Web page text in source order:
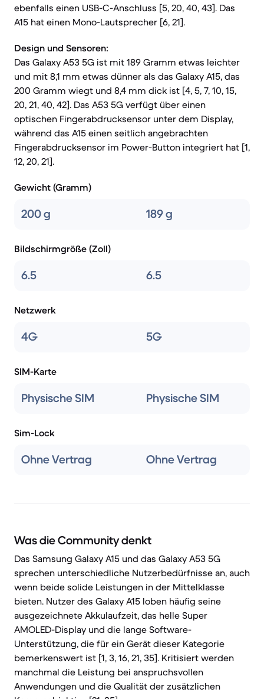
ebenfalls einen USB-C-Anschluss [5, 20, 40, 43]. Das
A15 hat einen Mono-Lautsprecher [6, 21].
Design und Sensoren:
Das Galaxy A53 5G ist mit 189 Gramm etwas leichter
und mit 8,1 mm etwas dünner als das Galaxy A15, das
200 Gramm wiegt und 8,4 mm dick ist [4, 5, 7, 10, 15,
20, 21, 40, 42]. Das A53 5G verfügt über einen
optischen Fingerabdrucksensor unter dem Display,
während das A15 einen seitlich angebrachten
Fingerabdrucksensor im Power-Button integriert hat [1,
12, 20, 21].
Gewicht (Gramm)
200 g 189 g
Bildschirmgröße (Zoll)
6.5 6.5
Netzwerk
4G 5G
SIM-Karte
Physische SIM Physische SIM
Sim-Lock
Ohne Vertrag Ohne Vertrag
Was die Community denkt
Das Samsung Galaxy A15 und das Galaxy A53 5G
sprechen unterschiedliche Nutzerbedürfnisse an, auch
wenn beide solide Leistungen in der Mittelklasse
bieten. Nutzer des Galaxy A15 loben häufig seine
ausgezeichnete Akkulaufzeit, das helle Super
AMOLED-Display und die lange Software-
Unterstützung, die für ein Gerät dieser Kategorie
bemerkenswert ist [1, 3, 16, 21, 35]. Kritisiert werden
manchmal die Leistung bei anspruchsvollen
Anwendungen und die Qualität der zusätzlichen